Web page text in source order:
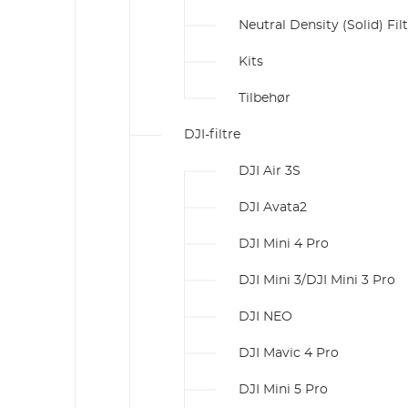
Neutral Density (Solid)
Kits
Tilbehør
DJI-filtre
DJI Air 3S
DJI Avata2
DJI Mini 4 Pro
DJI Mini 3/DJI Mini 3 Pro
DJI NEO
DJI Mavic 4 Pro
DJI Mini 5 Pro